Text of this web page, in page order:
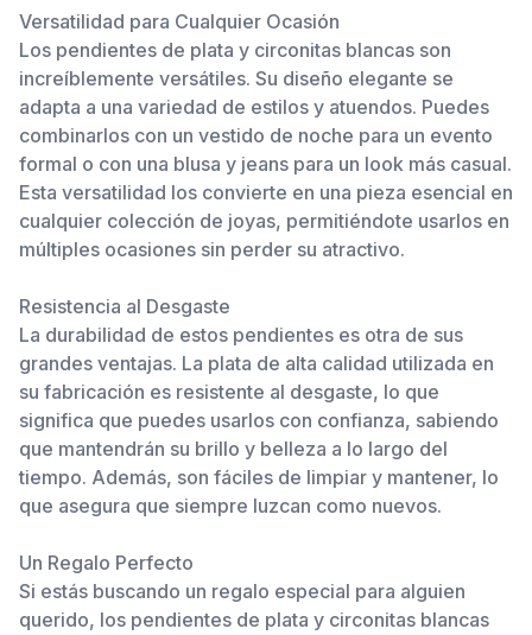
Versatilidad para Cualquier Ocasión
Los pendientes de plata y circonitas blancas son
increíblemente versátiles. Su diseño elegante se
adapta a una variedad de estilos y atuendos. Puedes
combinarlos con un vestido de noche para un evento
formal o con una blusa y jeans para un look más casual.
Esta versatilidad los convierte en una pieza esencial en
cualquier colección de joyas, permitiéndote usarlos en
múltiples ocasiones sin perder su atractivo.
Resistencia al Desgaste
La durabilidad de estos pendientes es otra de sus
grandes ventajas. La plata de alta calidad utilizada en
su fabricación es resistente al desgaste, lo que
significa que puedes usarlos con confianza, sabiendo
que mantendrán su brillo y belleza a lo largo del
tiempo. Además, son fáciles de limpiar y mantener, lo
que asegura que siempre luzcan como nuevos.
Un Regalo Perfecto
Si estás buscando un regalo especial para alguien
querido, los pendientes de plata y circonitas blancas